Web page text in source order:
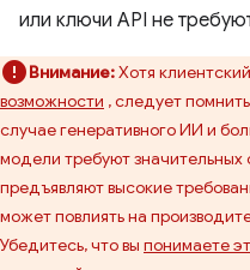
или ключи API не
Внимание:Хотя
возможности , следует
случае генеративного ИИ и
модели требуют
предъявляют высокие
может повлиять на
Убедитесь, что вы понимаете